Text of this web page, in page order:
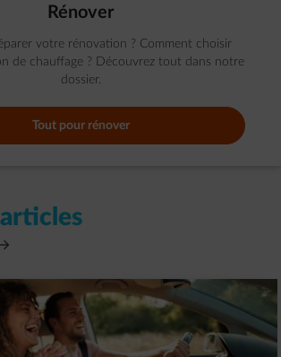
Rénover
votre rénovation ? Comment choisir
de chauffage ? Découvrez tout dans notre
dossier.
Tout pour rénover
un nouvel onglet